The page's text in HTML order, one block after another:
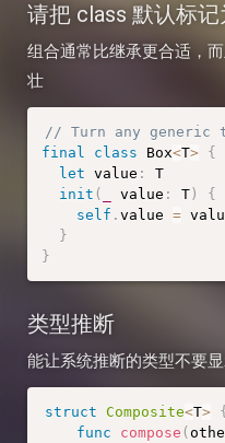
请把 class 默认标记
组合通常比继承更合适，
壮
// Turn any generic
final
class Box<T> {
let value :
T
init ( value : T )
{
self . value =
}
}
类型推断
能让系统推断的类型不要
struct Composite<T> {
func
compose (